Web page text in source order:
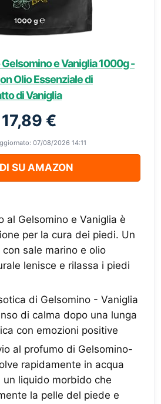
e Vaniglia 1000g -
Olio Essenziale di
di Vaniglia
17,89 €
07/08/2026 14:11
SU AMAZON
al Gelsomino e Vaniglia è
per la cura dei piedi. Un
sale marino e olio
lenisce e rilassa i piedi
di Gelsomino - Vaniglia
di calma dopo una lunga
con emozioni positive
al profumo di Gelsomino-
rapidamente in acqua
liquido morbido che
la pelle del piede e